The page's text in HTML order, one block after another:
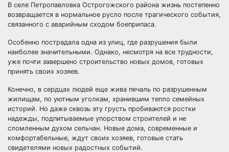
В селе Петропавловка Острогожского района жизнь постепенно
возвращается в нормальное русло после трагического события,
связанного с аварийным сходом боеприпаса.
Особенно пострадала одна из улиц, где разрушения были
наиболее значительными. Однако, несмотря на все трудности,
уже почти завершено строительство новых домов, готовых
принять своих хозяев.
Конечно, в сердцах людей еще жива печаль по разрушенным
жилищам, по уютным уголкам, хранившим тепло семейных
историй. Но даже сквозь эту грусть пробиваются ростки
надежды, подпитываемые упорством строителей и не
сломленным духом сельчан. Новые дома, современные и
комфортабельные, ждут своих хозяев, готовые стать
свидетелями новых радостных событий.